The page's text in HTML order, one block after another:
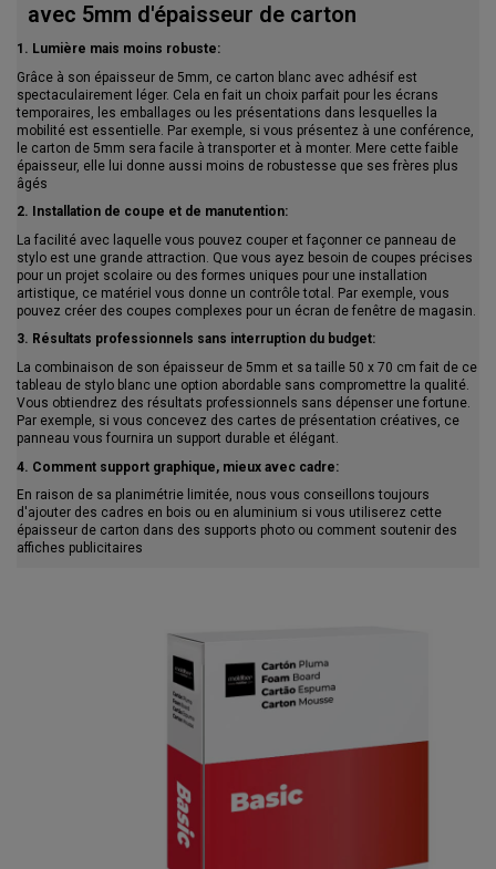
avec 5mm d'épaisseur de carton
1. Lumière mais moins robuste:
Grâce à son épaisseur de 5mm, ce carton blanc avec adhésif est
spectaculairement léger. Cela en fait un choix parfait pour les écrans
temporaires, les emballages ou les présentations dans lesquelles la
mobilité est essentielle. Par exemple, si vous présentez à une conférence,
le carton de 5mm sera facile à transporter et à monter. Mere cette faible
épaisseur, elle lui donne aussi moins de robustesse que ses frères plus
âgés
2. Installation de coupe et de manutention:
La facilité avec laquelle vous pouvez couper et façonner ce panneau de
stylo est une grande attraction. Que vous ayez besoin de coupes précises
pour un projet scolaire ou des formes uniques pour une installation
artistique, ce matériel vous donne un contrôle total. Par exemple, vous
pouvez créer des coupes complexes pour un écran de fenêtre de magasin.
3. Résultats professionnels sans interruption du budget:
La combinaison de son épaisseur de 5mm et sa taille 50 x 70 cm fait de ce
tableau de stylo blanc une option abordable sans compromettre la qualité.
Vous obtiendrez des résultats professionnels sans dépenser une fortune.
Par exemple, si vous concevez des cartes de présentation créatives, ce
panneau vous fournira un support durable et élégant.
4. Comment support graphique, mieux avec cadre:
En raison de sa planimétrie limitée, nous vous conseillons toujours
d'ajouter des cadres en bois ou en aluminium si vous utiliserez cette
épaisseur de carton dans des supports photo ou comment soutenir des
affiches publicitaires